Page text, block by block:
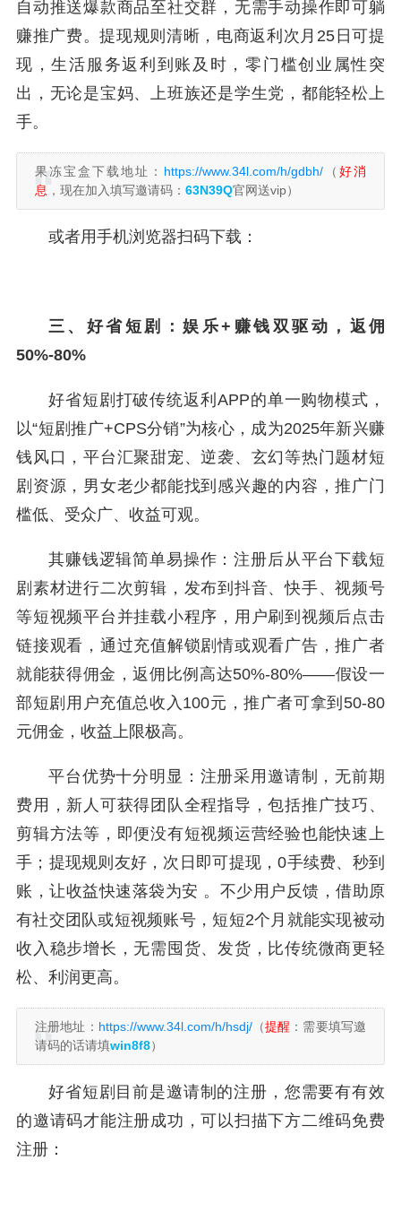
自动推送爆款商品至社交群，无需手动操作即可躺
赚推广费。提现规则清晰，电商返利次月25日可提
现，生活服务返利到账及时，零门槛创业属性突
出，无论是宝妈、上班族还是学生党，都能轻松上
手。
果冻宝盒下载地址： https://www.34l.com/h/gdbh/ （ 好消
息 ，现在加入填写邀请码： 63N39Q官网送vip）
或者用手机浏览器扫码下载：
三、好省短剧：娱乐+赚钱双驱动，返佣
50%-80%
好省短剧打破传统返利APP的单一购物模式，
以“短剧推广+CPS分销”为核心，成为2025年新兴赚
钱风口，平台汇聚甜宠、逆袭、玄幻等热门题材短
剧资源，男女老少都能找到感兴趣的内容，推广门
槛低、受众广、收益可观。
其赚钱逻辑简单易操作：注册后从平台下载短
剧素材进行二次剪辑，发布到抖音、快手、视频号
等短视频平台并挂载小程序，用户刷到视频后点击
链接观看，通过充值解锁剧情或观看广告，推广者
就能获得佣金，返佣比例高达50%-80%——假设一
部短剧用户充值总收入100元，推广者可拿到50-80
元佣金，收益上限极高。
平台优势十分明显：注册采用邀请制，无前期
费用，新人可获得团队全程指导，包括推广技巧、
剪辑方法等，即便没有短视频运营经验也能快速上
手；提现规则友好，次日即可提现，0手续费、秒到
账，让收益快速落袋为安 。不少用户反馈，借助原
有社交团队或短视频账号，短短2个月就能实现被动
收入稳步增长，无需囤货、发货，比传统微商更轻
松、利润更高。
注册地址： https://www.34l.com/h/hsdj/（提醒 ：需要填写邀
请码的话请填win8f8）
好省短剧目前是邀请制的注册，您需要有有效
的邀请码才能注册成功，可以扫描下方二维码免费
注册：